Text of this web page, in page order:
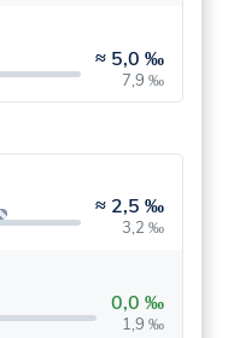
≈ 5,0 ‰
7,9 ‰
≈ 2,5 ‰
3,2 ‰
0,0 ‰
1,9 ‰